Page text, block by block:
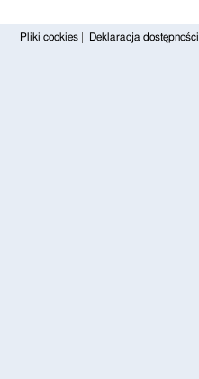
Pliki cookies Deklaracja dostępności